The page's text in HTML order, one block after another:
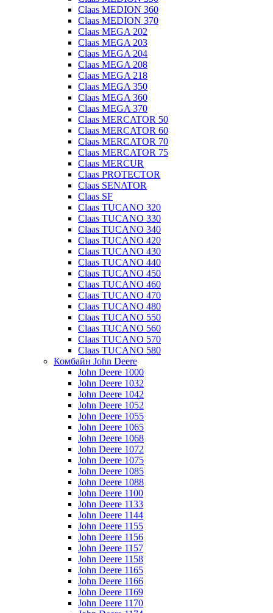
Claas MEDION 360
Claas MEDION 370
Claas MEGA 202
Claas MEGA 203
Claas MEGA 204
Claas MEGA 208
Claas MEGA 218
Claas MEGA 350
Claas MEGA 360
Claas MEGA 370
Claas MERCATOR 50
Claas MERCATOR 60
Claas MERCATOR 70
Claas MERCATOR 75
Claas MERCUR
Claas PROTECTOR
Claas SENATOR
Claas SF
Claas TUCANO 320
Claas TUCANO 330
Claas TUCANO 340
Claas TUCANO 420
Claas TUCANO 430
Claas TUCANO 440
Claas TUCANO 450
Claas TUCANO 460
Claas TUCANO 470
Claas TUCANO 480
Claas TUCANO 550
Claas TUCANO 560
Claas TUCANO 570
Claas TUCANO 580
Комбайн John Deere
John Deere 1000
John Deere 1032
John Deere 1042
John Deere 1052
John Deere 1055
John Deere 1065
John Deere 1068
John Deere 1072
John Deere 1075
John Deere 1085
John Deere 1088
John Deere 1100
John Deere 1133
John Deere 1144
John Deere 1155
John Deere 1156
John Deere 1157
John Deere 1158
John Deere 1165
John Deere 1166
John Deere 1169
John Deere 1170